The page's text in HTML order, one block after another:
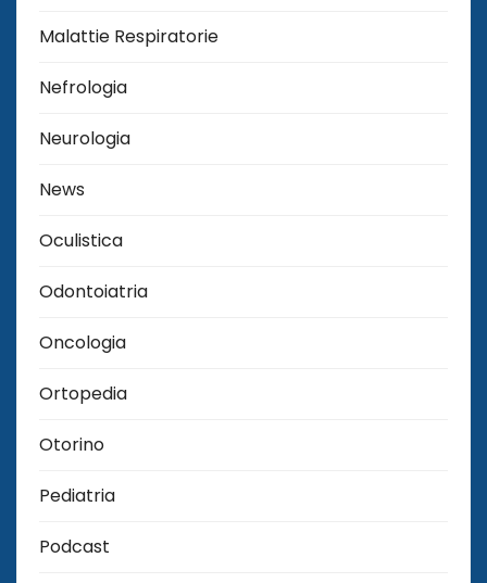
Malattie Respiratorie
Nefrologia
Neurologia
News
Oculistica
Odontoiatria
Oncologia
Ortopedia
Otorino
Pediatria
Podcast